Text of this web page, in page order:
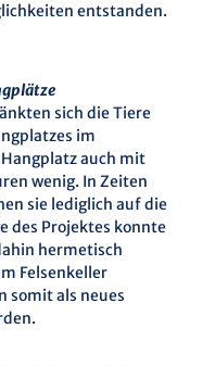
entstanden.
sich die Tiere
im
auch mit
wenig. In Zeiten
sie lediglich auf die
des Projektes konnte
hermetisch
Felsenkeller
somit als neues